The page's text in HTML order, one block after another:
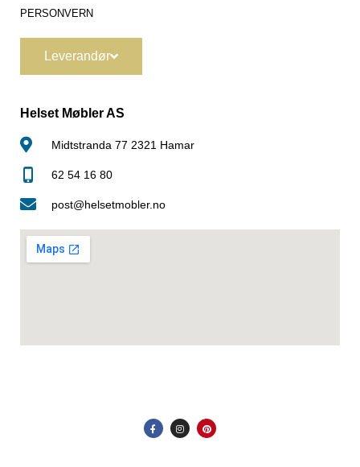
PERSONVERN
Leverandør
Helset Møbler AS
Midtstranda 77 2321 Hamar
62 54 16 80
post@helsetmobler.no